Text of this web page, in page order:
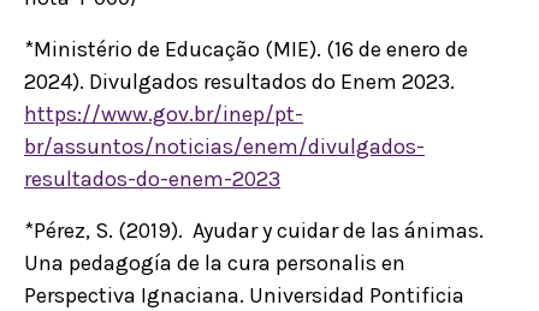
*Ministério de Educação (MIE). (16 de enero de
2024). Divulgados resultados do Enem 2023.
https://www.gov.br/inep/pt-
br/assuntos/noticias/enem/divulgados-
resultados-do-enem-2023
*Pérez, S. (2019). Ayudar y cuidar de las ánimas.
Una pedagogía de la cura personalis en
Perspectiva Ignaciana. Universidad Pontificia